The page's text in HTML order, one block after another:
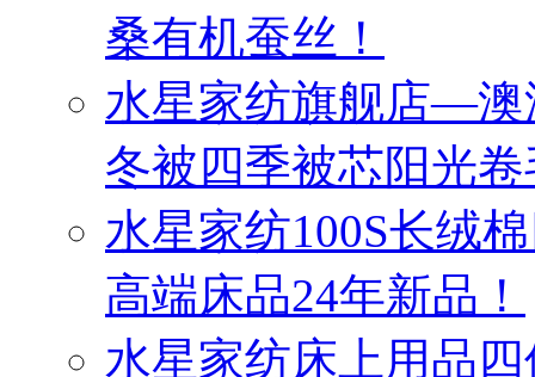
桑有机蚕丝！
水星家纺旗舰店—澳
冬被四季被芯阳光
水星家纺100S长绒
高端床品24年新品！
水星家纺床上用品